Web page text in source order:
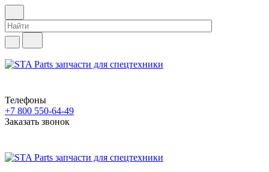
Телефоны
+7 800 550-64-49
Заказать звонок